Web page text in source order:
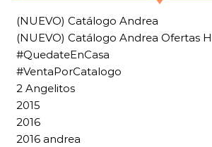
(NUEVO) Catálogo Andrea
(NUEVO) Catálogo Andrea Ofertas
#QuedateEnCasa
#VentaPorCatalogo
2 Angelitos
2015
2016
2016 andrea